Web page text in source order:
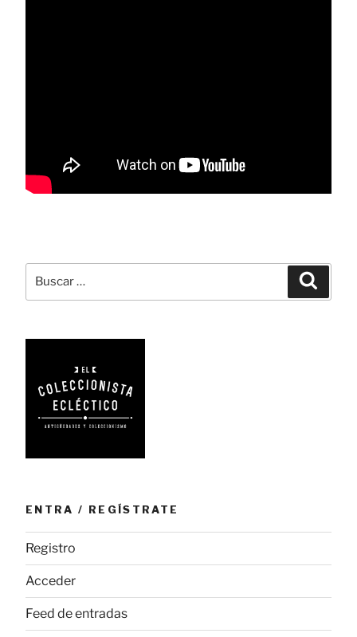
por:
ENTRA / REGÍSTRATE
Registro
Acceder
Feed de entradas